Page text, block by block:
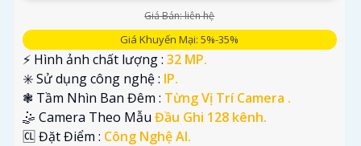
Giá Bán: liên hệ
Giá Khuyến Mại: 5%-35%
️⚡ Hình ảnh chất lượng : 32 MP.
✳️ Sử dụng công nghệ : IP.
❃ Tầm Nhìn Ban Đêm : Từng Vị Trí Camera .
🤹 Camera Theo Mẫu Đầu Ghi 128 kênh.
️🆑 Đặt Điểm : Công Nghệ AI.